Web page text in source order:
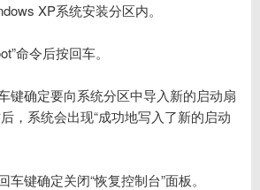
XP系统安装分区内。
命令后按回车。
键确定要向系统分区中导入新的启动扇
，系统会出现“成功地写入了新的启动
车键确定关闭“恢复控制台”面板。